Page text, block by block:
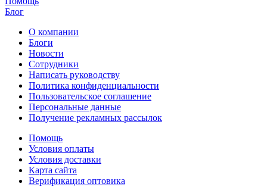
Блог
О компании
Блоги
Новости
Сотрудники
Написать руководству
Политика конфиденциальности
Пользовательское соглашение
Персональные данные
Получение рекламных рассылок
Помощь
Условия оплаты
Условия доставки
Карта сайта
Верификация оптовика